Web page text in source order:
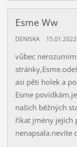
Esme Ww
DENISKA 15.01.2022
vůbec
asi pěti holek a
Esme
našich běžných
říkat jmény jejích
nenapsala.nevíte